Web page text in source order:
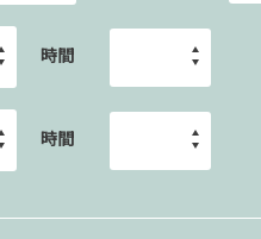
時間
時間